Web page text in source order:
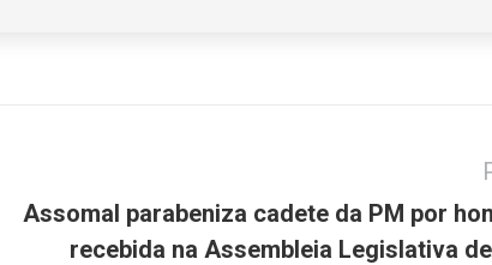
Assomal parabeniza cadete da PM por
recebida na Assembleia Legislativa